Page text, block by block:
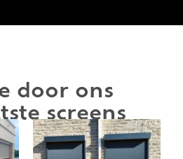
door ons
screens